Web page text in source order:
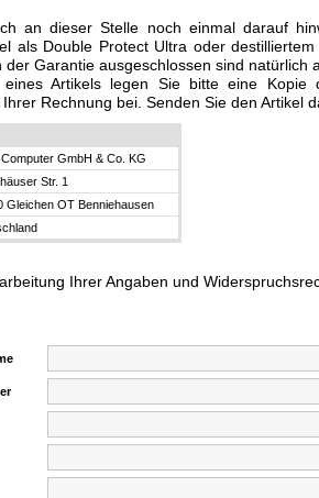
an dieser Stelle noch einmal darauf
als Double Protect Ultra oder
der Garantie ausgeschlossen sind natürlich
eines Artikels legen Sie bitte eine
Rechnung bei. Senden Sie den Artikel
GmbH & Co. KG
Str. 1
Gleichen OT Benniehausen
Ihrer Angaben und